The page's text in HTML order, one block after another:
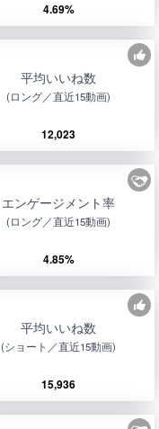
4.69%
平均いいね数
(ロング／直近15動画)
12,023
エンゲージメント率
(ロング／直近15動画)
4.85%
平均いいね数
(ショート／直近15動画)
15,936